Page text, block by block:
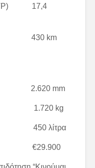
17,4
km
mm
kg
λίτρα